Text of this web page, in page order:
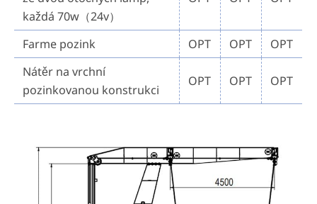
každá 70w（24v）
Farme pozink OPT OPT
OPT
Nátěr na vrchní
pozinkovanou konstrukci
OPT OPT OPT